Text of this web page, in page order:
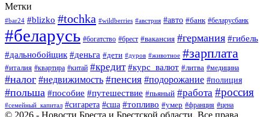
Метки
#bar24 #blizko #tochka #wildberries #австрия #авто #банк #беларусбанк
#беларусь #богатство #брест #вакансия #германия #гибель
#дальнобойщик #деньга #дети #дуров #животное #зарплата
#италия #квартира #китай #кредит #курс_валют #литва #медицина
#налог #недвижимость #пенсия #подорожание #полиция
#польша #пособие #путешествие #пьяный #работа #россия
#семейный_капитал #сигарета #сша #топливо #умер #франция #цена
© 2026 - Новости Бреста и Брестской области. Все права